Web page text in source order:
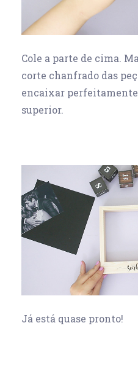
Cole a parte de cima.
corte chanfrado das
encaixar perfeitamente
superior.
Já está quase pronto!